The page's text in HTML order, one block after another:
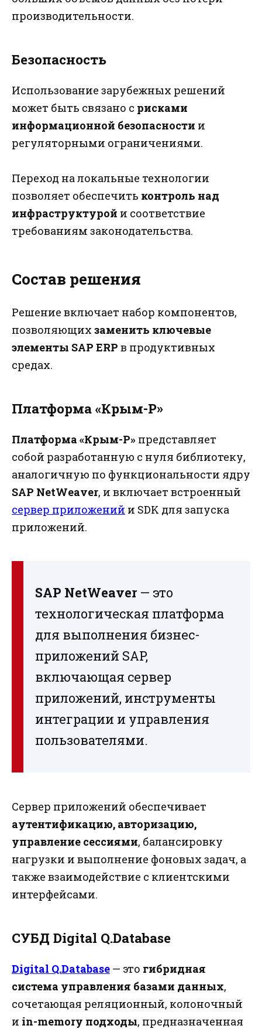
производительности.
Безопасность
Использование зарубежных решений
может быть связано с рисками
информационной безопасности и
регуляторными ограничениями.
Переход на локальные технологии
позволяет обеспечить контроль над
инфраструктурой и соответствие
требованиям законодательства.
Состав решения
Решение включает набор компонентов,
позволяющих заменить ключевые
элементы SAP ERP в продуктивных
средах.
Платформа «Крым-Р»
Платформа «Крым-Р» представляет
собой разработанную с нуля библиотеку,
аналогичную по функциональности ядру
SAP NetWeaver, и включает встроенный
сервер приложений и SDK для запуска
приложений.
SAP NetWeaver— это
технологическая платформа
для выполнения бизнес-
приложений SAP,
включающая сервер
приложений, инструменты
интеграции и управления
пользователями.
Сервер приложений обеспечивает
аутентификацию, авторизацию,
управление сессиями, балансировку
нагрузки и выполнение фоновых задач, а
также взаимодействие с клиентскими
интерфейсами.
СУБД Digital Q.Database
Digital Q.Database — это гибридная
система управления базами данных,
сочетающая реляционный, колоночный
и in-memory подходы, предназначенная